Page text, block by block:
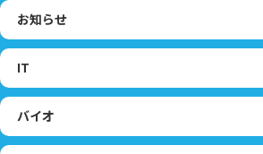
お知らせ
IT
バイオ